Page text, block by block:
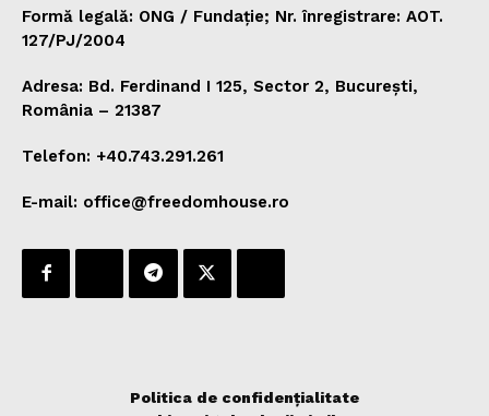
Formă legală: ONG / Fundație; Nr. înregistrare: AOT.
127/PJ/2004
Adresa: Bd. Ferdinand I 125, Sector 2, București,
România – 21387
Telefon: +40.743.291.261
E-mail: office@freedomhouse.ro
Politica de confidențialitate